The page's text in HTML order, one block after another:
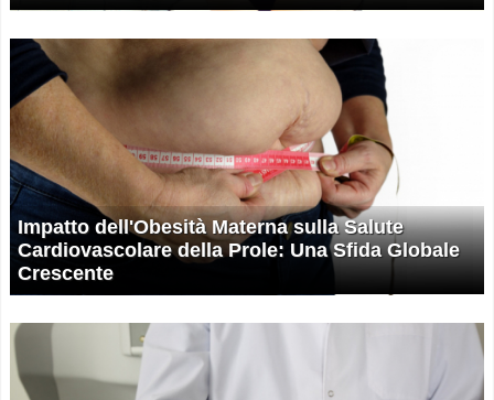
Impatto dell'Obesità Materna sulla Salute
Cardiovascolare della Prole: Una Sfida Globale
Crescente